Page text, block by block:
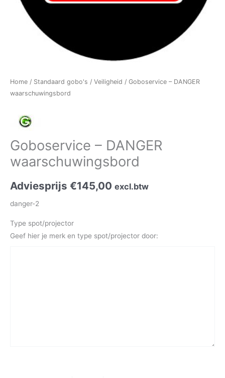
Home / Standaard gobo's / Veiligheid / Goboservice – DANGER
waarschuwingsbord
Goboservice – DANGER
waarschuwingsbord
Adviesprijs €145,00 excl.btw
danger-2
Type spot/projector
Geef hier je merk en type spot/projector door: